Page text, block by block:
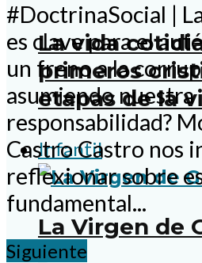
La vida
primeros
etapas de la
Infantil
La Virgen de
#DoctrinaSocial |
es clave para el
un freno a la
asumiendo nuestra
responsabilidad?
Castro Castro nos
reflexionar sobre
fundamental...
Siguiente